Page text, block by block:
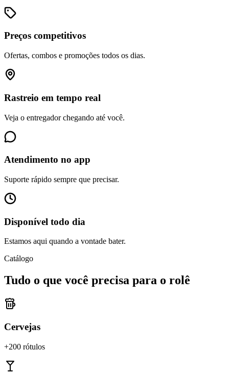
Preços competitivos
Ofertas, combos e promoções todos os dias.
Rastreio em tempo real
Veja o entregador chegando até você.
Atendimento no app
Suporte rápido sempre que precisar.
Disponível todo dia
Estamos aqui quando a vontade bater.
Catálogo
Tudo o que você precisa para o rolê
Cervejas
+200 rótulos